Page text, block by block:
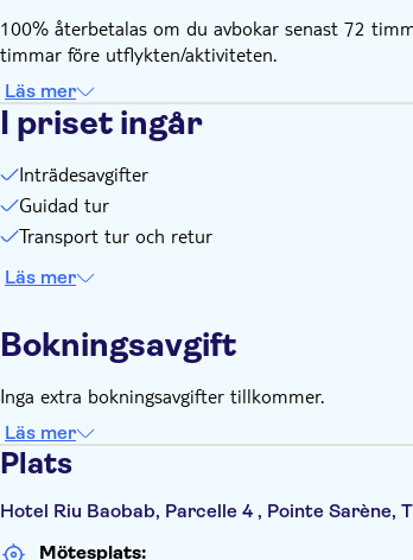
100% återbetalas om du avbokar senast 72
timmar före utflykten/aktiviteten.
Läs mer
I priset ingår
Inträdesavgifter
Guidad tur
Transport tur och retur
Läs mer
Bokningsavgift
Inga extra bokningsavgifter tillkommer.
Läs mer
Plats
Hotel Riu Baobab, Parcelle 4 , Pointe Sarène,
Mötesplats: